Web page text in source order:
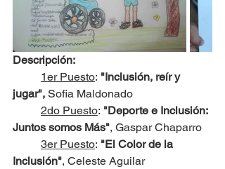
Descripción:
1er Puesto: "Inclusión, reír y
jugar", Sofia Maldonado
2do Puesto: "Deporte e Inclusión:
Juntos somos Más", Gaspar Chaparro
3er Puesto: "El Color de la
Inclusión", Celeste Aguilar